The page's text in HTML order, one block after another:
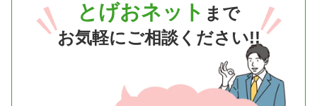
とげおネット まで
お気軽にご相談ください!!